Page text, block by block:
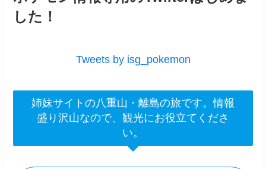
した！
Tweets by isg_pokemon
姉妹サイトの八重山・離島の旅です。情報
盛り沢山なので、観光にお役立てくださ
い。